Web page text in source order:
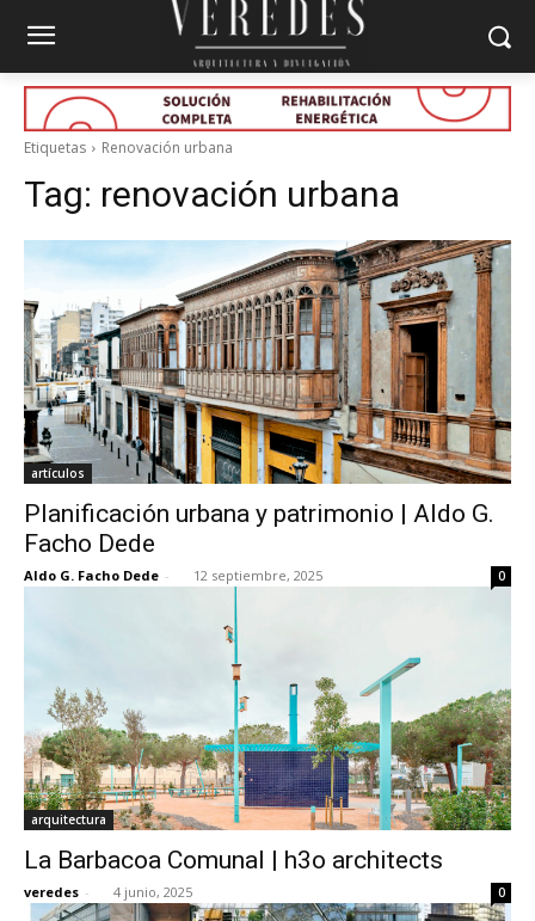
Etiquetas Renovación urbana
Tag: renovación urbana
artículos
Planificación urbana y patrimonio | Aldo G.
Facho Dede
Aldo G. Facho Dede - 12 septiembre, 2025 0
arquitectura
La Barbacoa Comunal | h3o architects
veredes - 4 junio, 2025 0